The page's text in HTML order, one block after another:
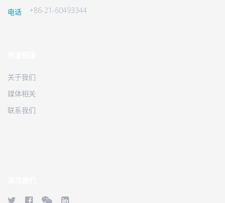
电话
+86-21-60493344
关于我们
媒体相关
联系我们